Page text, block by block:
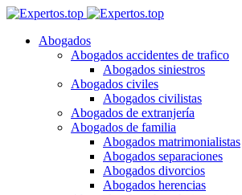
Abogados
Abogados accidentes de trafico
Abogados siniestros
Abogados civiles
Abogados civilistas
Abogados de extranjería
Abogados de familia
Abogados matrimonialistas
Abogados separaciones
Abogados divorcios
Abogados herencias